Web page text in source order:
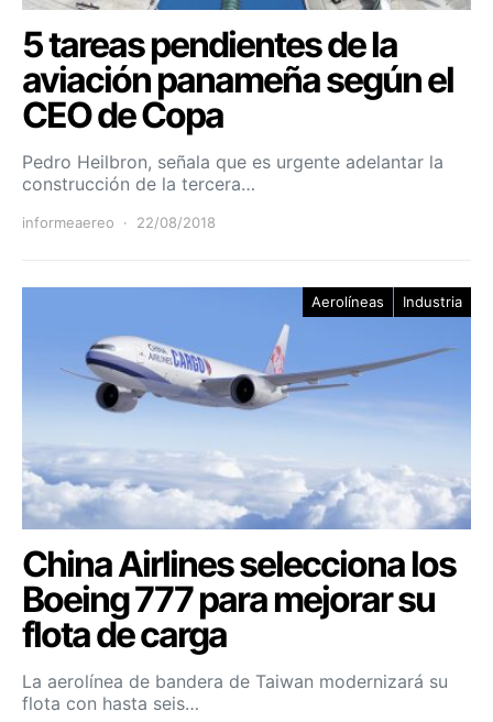
5 tareas pendientes de la
aviación panameña según el
CEO de Copa
Pedro Heilbron, señala que es urgente adelantar la
construcción de la tercera…
informeaereo 22/08/2018
Aerolíneas Industria
China Airlines selecciona los
Boeing 777 para mejorar su
flota de carga
La aerolínea de bandera de Taiwan modernizará su
flota con hasta seis…